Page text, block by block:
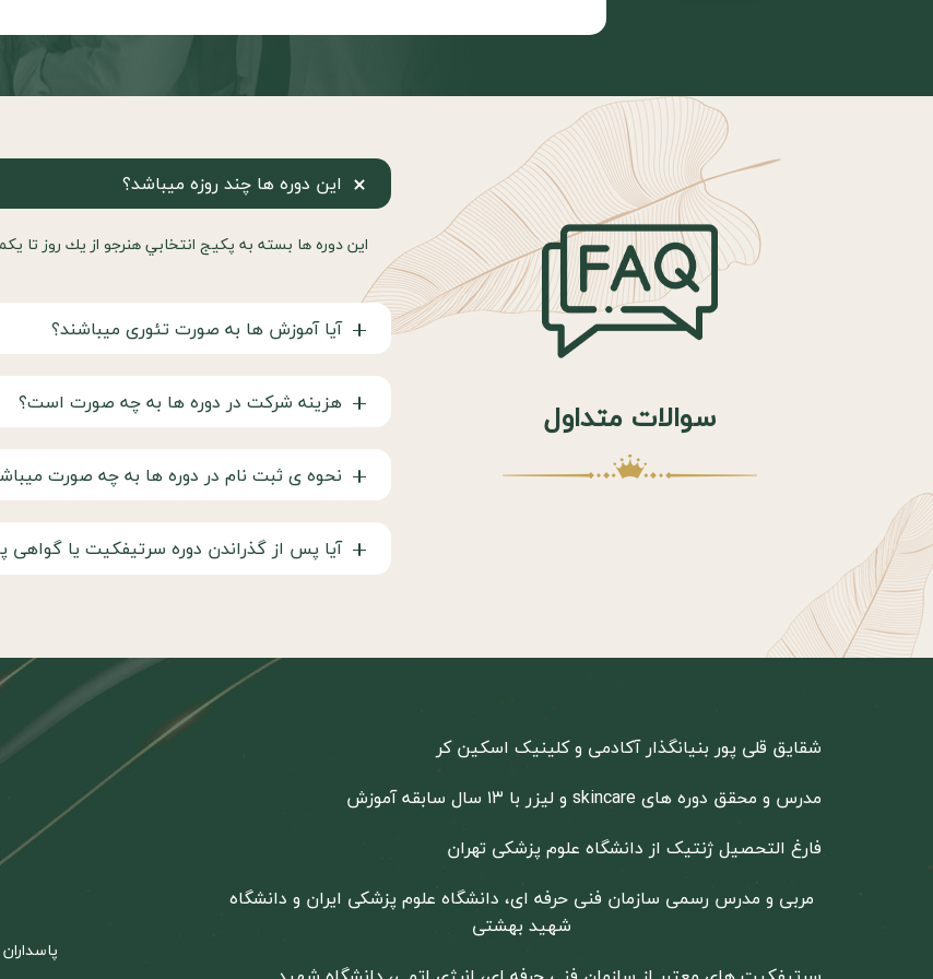
سوالات متداول
اين دوره ها چند روزه ميباشد؟
اين دوره ها بسته به پكيج انتخابي هنرجو از يك روز تا
آیا آموزش ها به صورت تئوری ميباشند؟
هزینه شرکت در دوره ها به چه صورت است؟
نحوه ی ثبت نام در دوره ها به چه صورت
آیا پس از گذراندن دوره سرتیفکیت یا گواهی
شقایق قلی پور بنیانگذار آکادمی و کلینیک اسکین کر
مدرس و محقق دوره های skincare و لیزر با ۱۳ سال سابقه آموزش
فارغ التحصیل ژنتیک از دانشگاه علوم پزشکی تهران
مربی و مدرس رسمی سازمان فنی حرفه ای، دانشگاه علوم پزشکی ایران و دانشگاه
شهید بهشتی
پاسداران ،